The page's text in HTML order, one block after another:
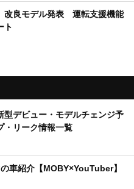
改良モデル発表 運転支援機能
ト
型デビュー・モデルチェンジ予
・リーク情報一覧
車紹介【MOBY×YouTuber】